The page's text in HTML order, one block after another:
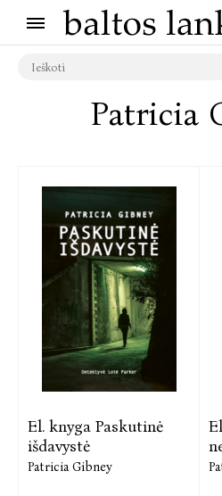
Patricia
El. knyga Paskutinė
išdavystė
Patricia Gibney